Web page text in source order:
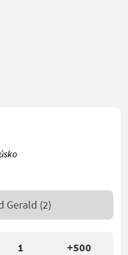
1 +500
Gerald (2)